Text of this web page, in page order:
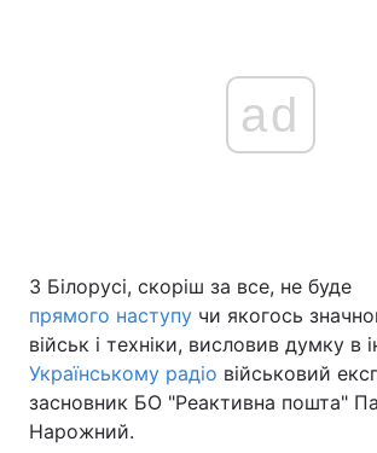
ad
З Білорусі, скоріш за все, не буде
прямого наступу чи якогось
військ і техніки, висловив думку в
Українському радіо військовий
засновник БО "Реактивна пошта"
Нарожний.